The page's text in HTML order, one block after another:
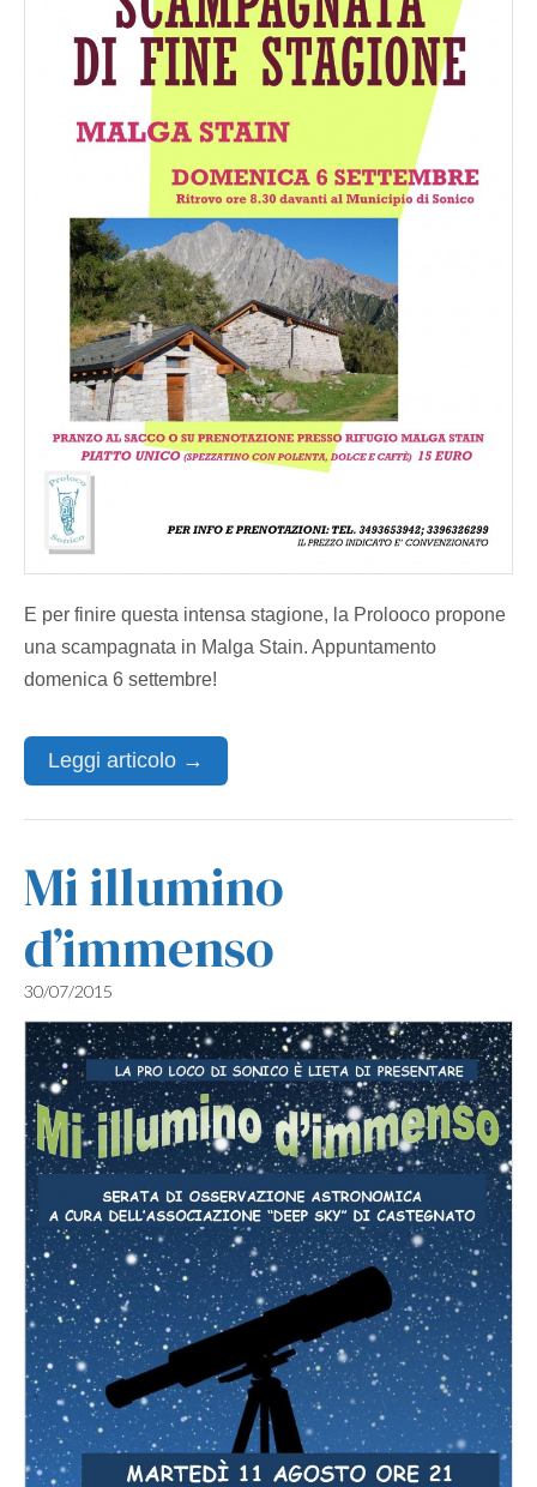
E per finire questa intensa stagione, la Prolooco propone
una scampagnata in Malga Stain. Appuntamento
domenica 6 settembre!
Leggi articolo →
Mi illumino
d’immenso
30/07/2015